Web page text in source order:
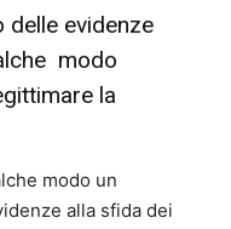
delle evidenze
modo
la
modo un
alla sfida dei